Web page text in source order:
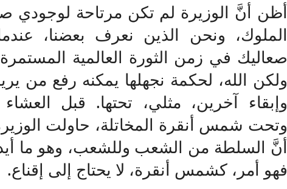
أظن أنَّ الوزيرة لم تكن مرتاحة لوجودي
الملوك، ونحن الذين نعرف بعضنا،
صعاليك في زمن الثورة العالمية
ولكن الله، لحكمة نجهلها يمكنه رفع من
وإبقاء آخرين، مثلي، تحتها. قبل
وتحت شمس أنقرة المخاتلة، حاولت
أنَّ السلطة من الشعب وللشعب، وهو ما
فهو أمر، كشمس أنقرة، لا يحتاج إلى إقناع.